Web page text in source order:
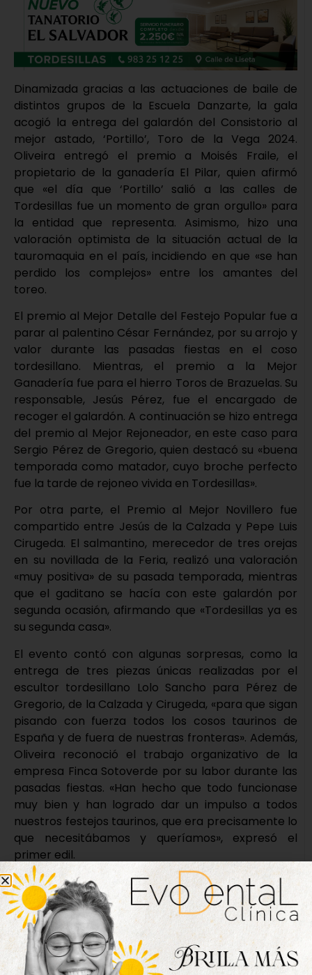
Dinamizada gracias a las actuaciones de baile de
distintos grupos de la Escuela Danzarte, la gala
acogió la entrega del galardón del Consistorio al
mejor astado, ‘Portillo’, Toro de la Vega 2024.
Oliveira entregó el premio a Moisés Fraile, el
propietario de la ganadería El Pilar, quien afirmó
que «el día que ‘Portillo’ salió a las calles de
Tordesillas fue un momento de gran orgullo» para
la entidad que representa. Asimismo, hizo una
valoración optimista de la situación actual de la
tauromaquia en el país, incidiendo en que «se han
perdido los complejos» entre los amantes del
toreo.
El premio al Mejor Detalle del Festejo Popular fue a
parar al palentino César Fernández, por su arrojo y
valor durante las pasadas fiestas en el coso
tordesillano. Mientras, el premio a la Mejor
Ganadería fue para el hierro Toros de Brazuelas. Su
responsable, Jesús Pérez, fue el encargado de
recoger el galardón. A continuación se hizo entrega
del premio al Mejor Rejoneador, en este caso para
Sergio Pérez de Gregorio, quien destacó su «buena
temporada como matador, cuyo broche perfecto
fue la tarde de rejoneo vivida en Tordesillas».
Por otra parte, el Premio al Mejor Novillero fue
compartido entre Jesús de la Calzada y Pepe Luis
Cirugeda. El salmantino, merecedor de tres orejas
en su novillada de la Feria, realizó una valoración
«muy positiva» de su pasada temporada, mientras
que el gaditano se hacía con este galardón por
segunda ocasión, afirmando que «Tordesillas ya es
su segunda casa».
El evento contó con algunas sorpresas, como la
entrega de tres piezas únicas realizadas por el
escultor tordesillano Lolo Sancho para Pérez de
Gregorio, de la Calzada y Cirugeda, «para que sigan
pisando con fuerza todos los cosos taurinos de
España y de fuera de nuestras fronteras». Además,
Oliveira reconoció el trabajo organizativo de la
empresa Finca Sotoverde por su labor durante las
pasadas fiestas. «Han hecho que todo funcionase
muy bien y han logrado dar un impulso a todos
nuestros festejos taurinos, que era precisamente lo
que necesitábamos y queríamos», expresó el
primer edil.
Nueva edición
disponible